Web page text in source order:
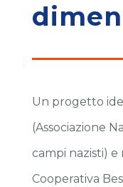
Un progetto
(Associazione
campi nazisti)
Cooperativa